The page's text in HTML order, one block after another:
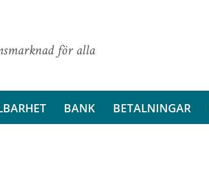
för alla
BANK BETALNINGAR